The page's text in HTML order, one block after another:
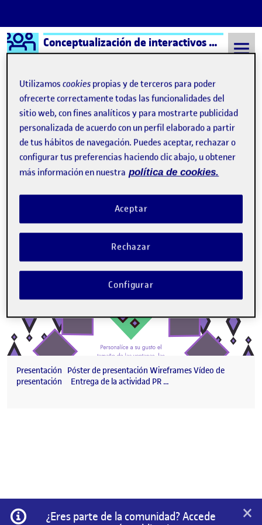
Saltar al contenido
Logo Ágora Conceptualización de interactivos – Aula 1
Semestre 20241 - Aula 1 Alejandro Colombo Vega
Alejandro Colombo Vega
PR – Conceptualización de Interactivos
Publicado por
Alejandro Colombo Vega
Fecha de publicación
5 Dic 202411 enero, 2025 11:46 am
-comentario
Presentación Póster de presentación Wireframes Vídeo de
presentación Entrega de la actividad PR …
Información
¿Eres parte de la comunidad? Accede
×
Utilizamoscookies propias y de terceros para poder
ofrecerte correctamente todas las funcionalidades del
sitio web, con fines analíticos y para mostrarte publicidad
personalizada de acuerdo con un perfil elaborado a partir
de tus hábitos de navegación. Puedes aceptar, rechazar o
configurar tus preferencias haciendo clic abajo, u obtener
más información en nuestra política de cookies.
Rechazar
Aceptar
Configurar